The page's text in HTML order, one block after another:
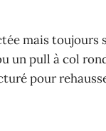
mais toujours
un pull à col
pour